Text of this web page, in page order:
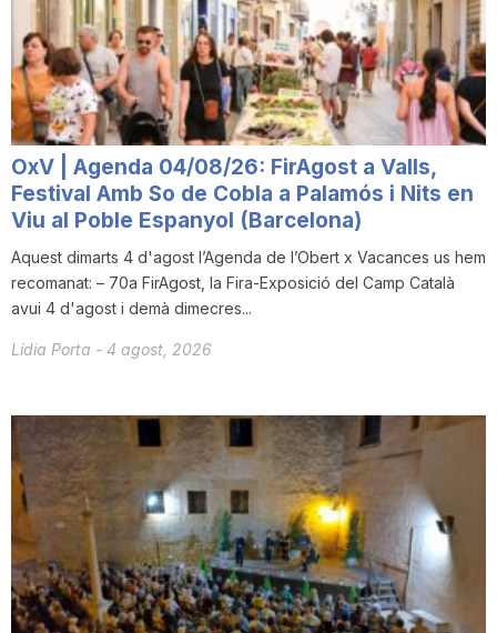
OxV | Agenda 04/08/26: FirAgost a Valls,
Festival Amb So de Cobla a Palamós i Nits en
Viu al Poble Espanyol (Barcelona)
Aquest dimarts 4 d'agost l’Agenda de l’Obert x Vacances us hem
recomanat: – 70a FirAgost, la Fira-Exposició del Camp Català
avui 4 d'agost i demà dimecres...
Lídia Porta - 4 agost, 2026